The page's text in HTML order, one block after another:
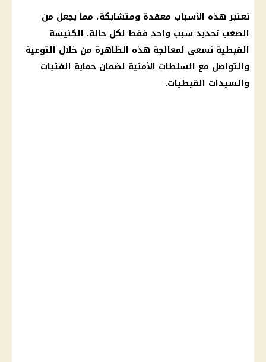
تعتبر هذه الأسباب معقدة ومتشابكة، مما يجعل من
الصعب تحديد سبب واحد فقط لكل حالة. الكنيسة
القبطية تسعى لمعالجة هذه الظاهرة من خلال التوعية
والتواصل مع السلطات الأمنية لضمان حماية الفتيات
والسيدات القبطيات.